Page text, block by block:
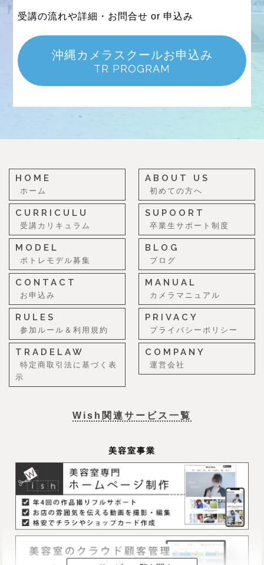
受講の流れや詳細・お問合せ or 申込み
沖縄カメラスクールお申込み
TR PROGRAM
HOME
ホーム
ABOUT US
初めての方へ
CURRICULU
受講カリキュラム
SUPOORT
卒業生サポート制度
MODEL
ポトレモデル募集
BLOG
ブログ
CONTACT
お申込み
MANUAL
カメラマニュアル
RULES
参加ルール＆利用規約
PRIVACY
プライバシーポリシー
TRADELAW
特定商取引法に基づく表
示
COMPANY
運営会社
Wish関連サービス一覧
美容室事業